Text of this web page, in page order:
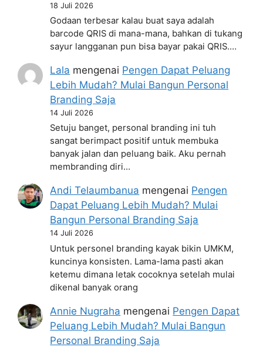
18 Juli 2026
Godaan terbesar kalau buat saya adalah
barcode QRIS di mana-mana, bahkan di tukang
sayur langganan pun bisa bayar pakai QRIS.…
Lala mengenai Pengen Dapat Peluang
Lebih Mudah? Mulai Bangun Personal
Branding Saja
14 Juli 2026
Setuju banget, personal branding ini tuh
sangat berimpact positif untuk membuka
banyak jalan dan peluang baik. Aku pernah
membranding diri…
Andi Telaumbanua mengenai Pengen
Dapat Peluang Lebih Mudah? Mulai
Bangun Personal Branding Saja
14 Juli 2026
Untuk personel branding kayak bikin UMKM,
kuncinya konsisten. Lama-lama pasti akan
ketemu dimana letak cocoknya setelah mulai
dikenal banyak orang
Annie Nugraha mengenai Pengen Dapat
Peluang Lebih Mudah? Mulai Bangun
Personal Branding Saja